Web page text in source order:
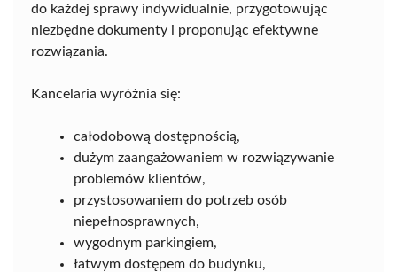
do każdej sprawy indywidualnie, przygotowując
niezbędne dokumenty i proponując efektywne
rozwiązania.
Kancelaria wyróżnia się:
całodobową dostępnością,
dużym zaangażowaniem w rozwiązywanie
problemów klientów,
przystosowaniem do potrzeb osób
niepełnosprawnych,
wygodnym parkingiem,
łatwym dostępem do budynku,